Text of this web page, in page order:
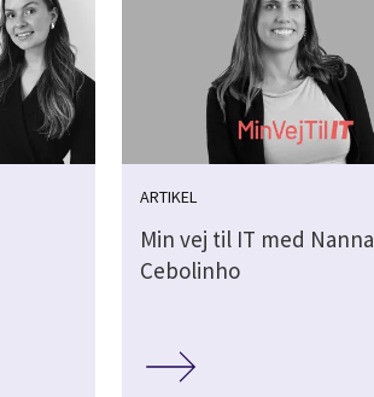
ARTIKEL
Min vej til IT med Nanna
Cebolinho